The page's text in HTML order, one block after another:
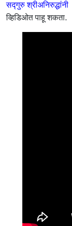
सद्गुरु श्रीअनिरुद्धांनी
व्हिडिओत पाहू शकता.